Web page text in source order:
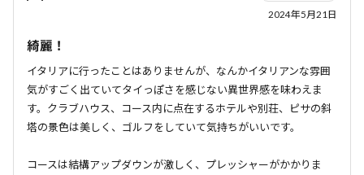
2024年5月21日
綺麗！
イタリアに行ったことはありませんが、なんかイタリアンな雰囲
気がすごく出ていてタイっぽさを感じない異世界感を味わえま
す。クラブハウス、コース内に点在するホテルや別荘、ピサの斜
塔の景色は美しく、ゴルフをしていて気持ちがいいです。
コースは結構アップダウンが激しく、プレッシャーがかかりま